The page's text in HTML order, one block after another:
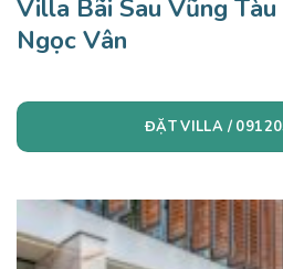
Villa Bãi Sau Vũng
Ngọc Vân
ĐẶT VILLA /